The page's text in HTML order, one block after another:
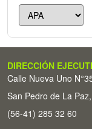
DIRECCIÓN
Calle Nueva Uno
San Pedro de La
(56-41) 285 32 60